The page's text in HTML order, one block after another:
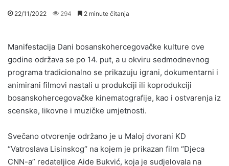
22/11/2022 294 2 minute čitanja
Manifestacija Dani bosanskohercegovačke kulture ove
godine održava se po 14. put, a u okviru sedmodnevnog
programa tradicionalno se prikazuju igrani, dokumentarni i
animirani filmovi nastali u produkciji ili koprodukciji
bosanskohercegovačke kinematografije, kao i ostvarenja iz
scenske, likovne i muzičke umjetnosti.
Svečano otvorenje održano je u Maloj dvorani KD
“Vatroslava Lisinskog“ na kojem je prikazan film “Djeca
CNN-a” redateljice Aide Bukvić, koja je sudjelovala na